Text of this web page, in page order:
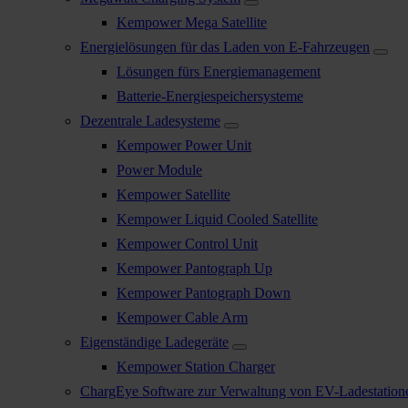
Kempower Mega Satellite
Energielösungen für das Laden von E-Fahrzeugen
Lösungen fürs Energiemanagement
Batterie-Energiespeichersysteme
Dezentrale Ladesysteme
Kempower Power Unit
Power Module
Kempower Satellite
Kempower Liquid Cooled Satellite
Kempower Control Unit
Kempower Pantograph Up
Kempower Pantograph Down
Kempower Cable Arm
Eigenständige Ladegeräte
Kempower Station Charger
ChargEye Software zur Verwaltung von EV-